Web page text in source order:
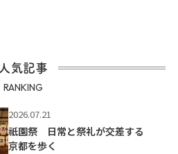
人気記事
RANKING
2026.07.21
祇園祭 日常と祭礼が交差する
京都を歩く